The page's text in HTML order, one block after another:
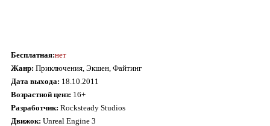
Бесплатная:нет
Жанр: Приключения, Экшен, Файтинг
Дата выхода: 18.10.2011
Возрастной ценз: 16+
Разработчик: Rocksteady Studios
Движок: Unreal Engine 3